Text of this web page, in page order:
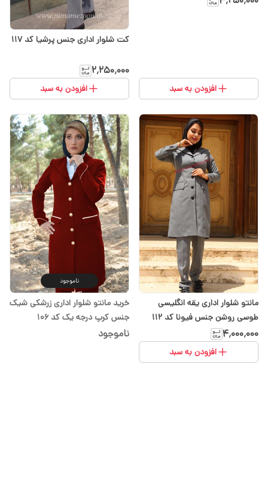
افزودن به سبد
کت شلوار اداری جنس پرشیا کد ۱۱۷
۲٬۲۵۰٬۰۰۰
افزودن به سبد
مانتو شلوار اداری یقه انگلیسی
طوسی روشن جنس فیونا کد ۱۱۲
۴٬۰۰۰٬۰۰۰
افزودن به سبد
ناموجود
خرید مانتو شلوار اداری زرشکی شیک
جنس کرپ درجه یک کد 106
ناموجود